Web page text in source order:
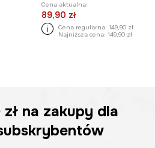
Cena aktualna:
89,90 zł
Cena regularna: 149,90 zł
Najniższa cena: 149,90 zł
na zakupy dla